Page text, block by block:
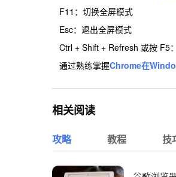
F11：切换全屏模式
Esc：退出全屏模式
Ctrl + Shift + Refresh 或按 F5
通过熟练掌握Chrome在
相关阅读
攻略 教程 技